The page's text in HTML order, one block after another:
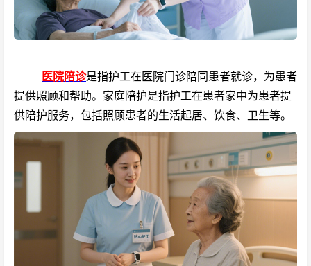
医院陪诊是指护工在医院门诊陪同患者就诊，为患者
提供照顾和帮助。家庭陪护是指护工在患者家中为患者提
供陪护服务，包括照顾患者的生活起居、饮食、卫生等。